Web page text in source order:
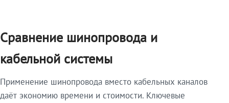
Сравнение шинопровода и
кабельной системы
Применение шинопровода вместо кабельных каналов
даёт экономию времени и стоимости. Ключевые